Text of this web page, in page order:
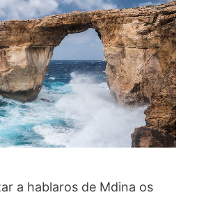
a hablaros de Mdina os